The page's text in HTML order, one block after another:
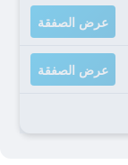
عرض الصفقة
عرض الصفقة